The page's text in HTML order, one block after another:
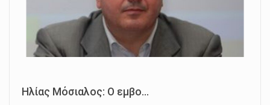
Ηλίας Μόσιαλος: Ο εμβο...